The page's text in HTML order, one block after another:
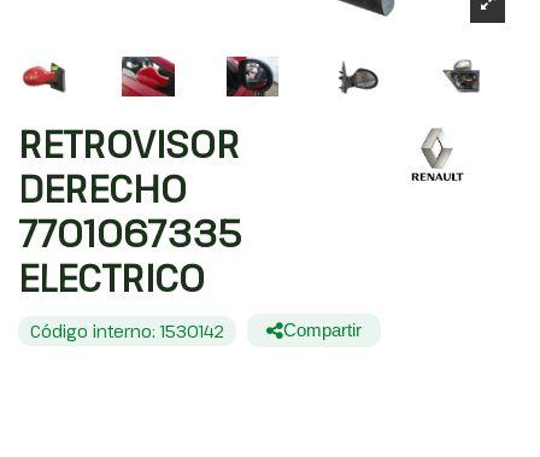
RETROVISOR
DERECHO
7701067335
ELECTRICO
Código interno: 1530142 Compartir